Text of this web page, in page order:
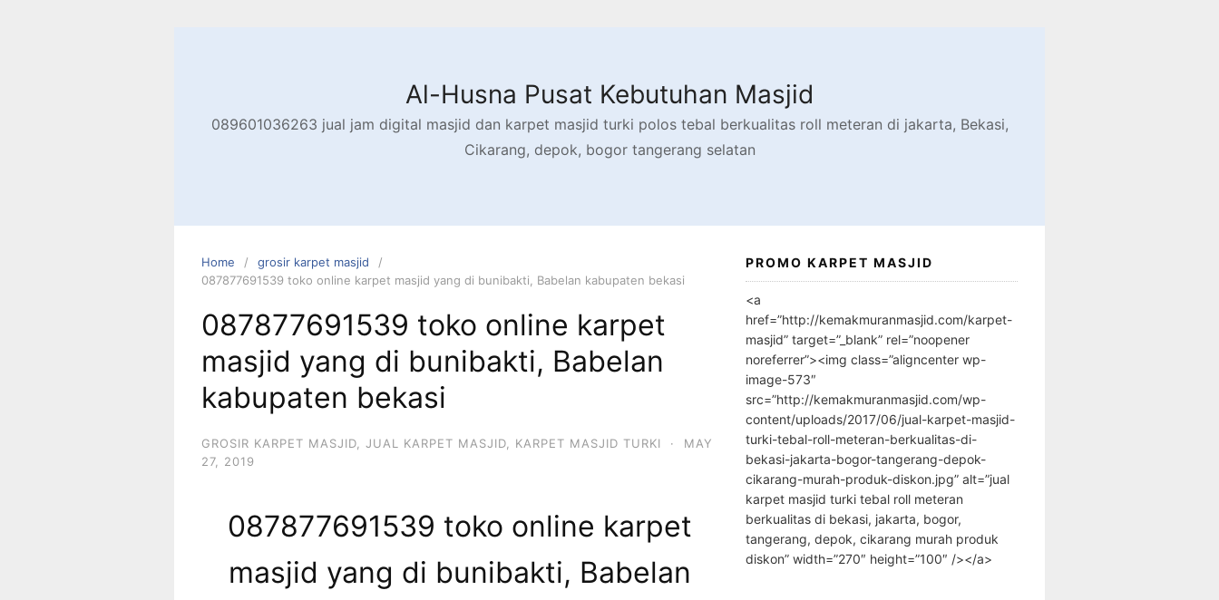
Al-Husna Pusat Kebutuhan Masjid
089601036263 jual jam digital masjid dan karpet masjid turki polos tebal berkualitas roll meteran di jakarta, Bekasi,
Cikarang, depok, bogor tangerang selatan
Home
grosir karpet masjid
087877691539 toko online karpet masjid yang di bunibakti, Babelan kabupaten bekasi
087877691539 toko online karpet
masjid yang di bunibakti, Babelan
kabupaten bekasi
GROSIR KARPET MASJID JUAL KARPET MASJID KARPET MASJID TURKI ·
MAY
27, 2019
087877691539 toko online karpet
masjid yang di bunibakti, Babelan
PROMO KARPET MASJID
<a
href=”http://kemakmuranmasjid.com/karpet-
masjid” target=”_blank” rel=”noopener
noreferrer”><img class=”aligncenter wp-
image-573″
src=”http://kemakmuranmasjid.com/wp-
content/uploads/2017/06/jual-karpet-masjid-
turki-tebal-roll-meteran-berkualitas-di-
bekasi-jakarta-bogor-tangerang-depok-
cikarang-murah-produk-diskon.jpg” alt=”jual
karpet masjid turki tebal roll meteran
berkualitas di bekasi, jakarta, bogor,
tangerang, depok, cikarang murah produk
diskon” width=”270″ height=”100″ /></a>